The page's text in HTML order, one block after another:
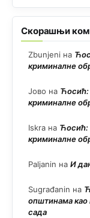
Скорашњи
Zbunjeni на
криминалне
Јово на Ћосић:
криминалне
Iskra на Ћосић:
криминалне
Paljanin на И
Sugrađanin на
општинама као
сада